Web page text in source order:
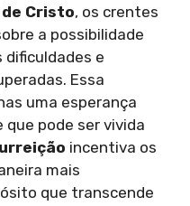
Cristo, os crentes
a possibilidade
dificuldades e
Essa
uma esperança
pode ser vivida
incentiva os
mais
que transcende